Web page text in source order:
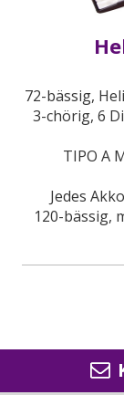
72-bässig,
3-chörig, 6
TIPO A
Jedes
120-bässig,